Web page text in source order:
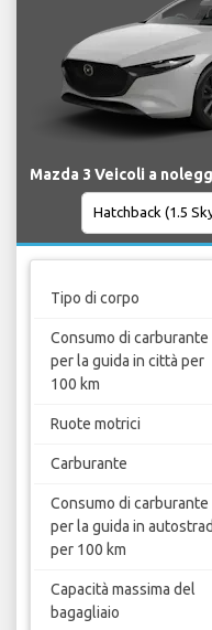
Mazda 3 Veicoli a
Tipo di corpo
Consumo di carburante
per la guida in città per
100 km
Ruote motrici
Carburante
Consumo di carburante
per la guida in
per 100 km
Capacità massima del
bagagliaio